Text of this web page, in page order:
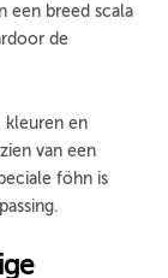
een breed scala
de
kleuren en
van een
föhn is